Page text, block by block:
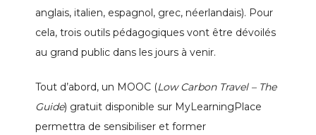
anglais, italien, espagnol, grec, néerlandais). Pour
cela, trois outils pédagogiques vont être dévoilés
au grand public dans les jours à venir.
Tout d’abord, un MOOC (Low Carbon Travel – The
Guide) gratuit disponible sur MyLearningPlace
permettra de sensibiliser et former